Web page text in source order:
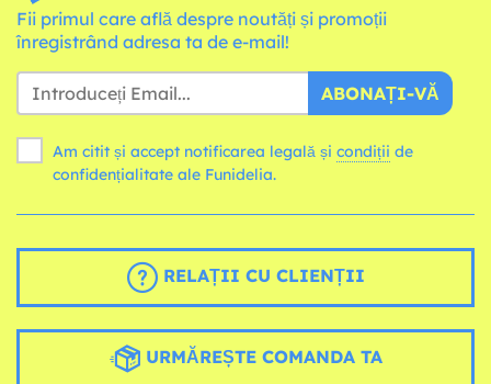
Fii primul care află despre noutăți și promoții
înregistrând adresa ta de e-mail!
ABONAȚI-VĂ
Am citit și accept notificarea legală și condiții
confidențialitate ale Funidelia.
RELAȚII CU CLIENȚII
URMĂREȘTE COMANDA TA